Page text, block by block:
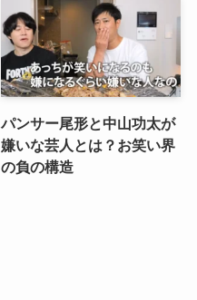
パンサー尾形と中山功太が
嫌いな芸人とは？お笑い界
の負の構造